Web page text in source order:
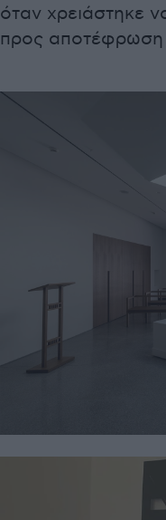
όταν χρειάστηκε
προς αποτέφρωση